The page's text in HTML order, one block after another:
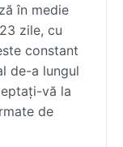
în medie
zile, cu
constant
de-a lungul
vă la
de